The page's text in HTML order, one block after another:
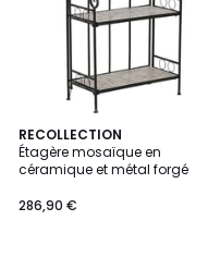
RECOLLECTION
Étagère mosaïque en
céramique et métal forgé
286,90 €